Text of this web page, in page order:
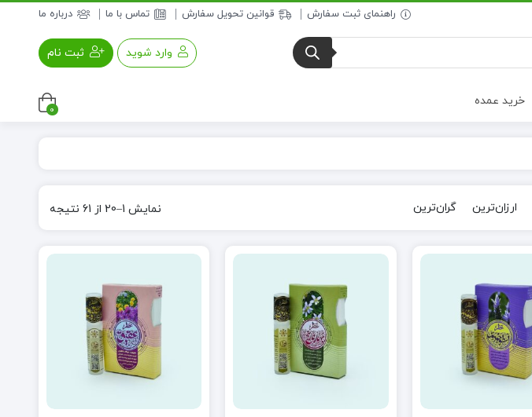
راهنمای ثبت سفارش قوانین تحویل سفارش تماس با ما درباره ما
وارد شوید ثبت نام
خرید عمده
0
ارزان‌ترین گران‌ترین نمایش 1–20 از 61 نتیجه